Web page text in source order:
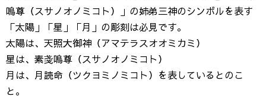
嗚尊（スサノオノミコト）」の姉弟三神のシンボルを表す
「太陽」「星」「月」の彫刻は必見です。
太陽は、天照大御神（アマテラスオオミカミ）
星は、素戔嗚尊（スサノオノミコト）
月は、月読命（ツクヨミノミコト）を表しているとのこ
と。